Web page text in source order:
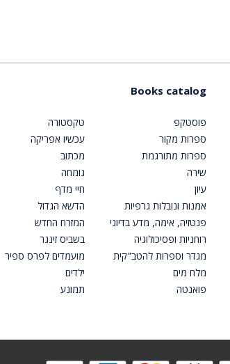
Books catalog
פוסטקפ
ספרות מקור
ספרות מתורגמת
שירה
עיון
אמנות ונובלות גרפיות
פנטזיה, אימה, מדע בדיוני
רוחניות ופסיכולוגיה
מגדר וספרות להטב"קית
מלח מים
פואנטה
טקסטורה
עכשיו אפריקה
מכתוב
גומחה
חיי מדף
הדשא הגדול
המזרח החדש
בשביס זינגר
מועמדים לפרס ספיר
ילדים
תמונע